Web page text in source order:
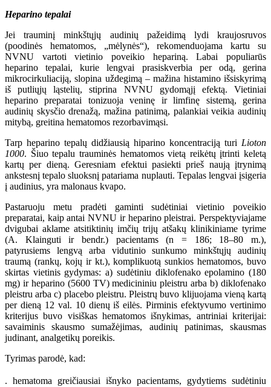
Heparino tepalai
Jei trauminį minkštųjų audinių pažeidimą lydi kraujosruvos
(poodinės hematomos, „mėlynės“), rekomenduojama kartu su
NVNU vartoti vietinio poveikio hepariną. Labai populiarūs
heparino tepalai, kurie lengvai prasiskverbia per odą, gerina
mikrocirkuliaciją, slopina uždegimą – mažina histamino išsiskyrimą
iš putliųjų ląstelių, stiprina NVNU gydomąjį efektą. Vietiniai
heparino preparatai tonizuoja veninę ir limfinę sistemą, gerina
audinių skysčio drenažą, mažina patinimą, palankiai veikia audinių
mitybą, greitina hematomos rezorbavimąsi.
Tarp heparino tepalų didžiausią hiparino koncentraciją turi Lioton
1000. Šiuo tepalu trauminės hematomos vietą reikėtų įtrinti keletą
kartų per dieną. Geresniam efektui pasiekti prieš naują įtrynimą
ankstesnį tepalo sluoksnį patariama nuplauti. Tepalas lengvai įsigeria
į audinius, yra malonaus kvapo.
Pastaruoju metu pradėti gaminti sudėtiniai vietinio poveikio
preparatai, kaip antai NVNU ir heparino pleistrai. Perspektyviajame
dvigubai aklame atsitiktinių imčių trijų atšakų klinikiniame tyrime
(A. Klainguti ir bendr.) pacientams (n = 186; 18–80 m.),
patyrusiems lengvą arba vidutinio sunkumo minkštųjų audinių
traumą (rankų, kojų ir kt.), komplikuotą sunkios hematomos, buvo
skirtas vietinis gydymas: a) sudėtiniu diklofenako epolamino (180
mg) ir heparino (5600 TV) medicininiu pleistru arba b) diklofenako
pleistru arba c) placebo pleistru. Pleistrų buvo klijuojama vieną kartą
per dieną 12 val. 10 dienų iš eilės. Pirminis efektyvumo vertinimo
kriterijus buvo visiškas hematomos išnykimas, antriniai kriterijai:
savaiminis skausmo sumažėjimas, audinių patinimas, skausmas
judinant, analgetikų poreikis.
Tyrimas parodė, kad:
. hematoma greičiausiai išnyko pacientams, gydytiems sudėtiniu